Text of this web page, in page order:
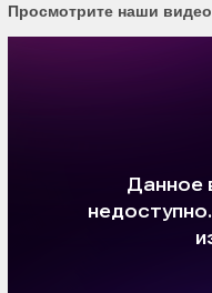
Просмотрите наши видео